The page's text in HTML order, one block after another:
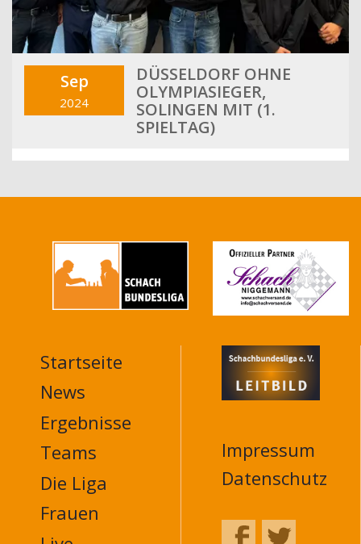
Sep
2024
DÜSSELDORF OHNE
OLYMPIASIEGER,
SOLINGEN MIT (1.
SPIELTAG)
MAIN
NAVIGATION
FOOTER
Startseite
News
Ergebnisse
Teams
Die Liga
Frauen
Impressum
Datenschutz